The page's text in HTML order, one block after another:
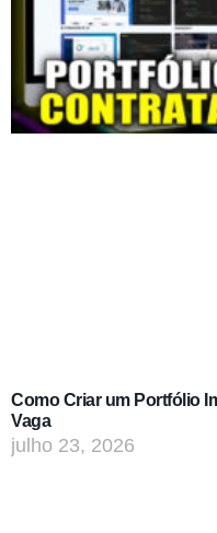
Como Criar um Portfólio
Vaga
julho 23, 2026